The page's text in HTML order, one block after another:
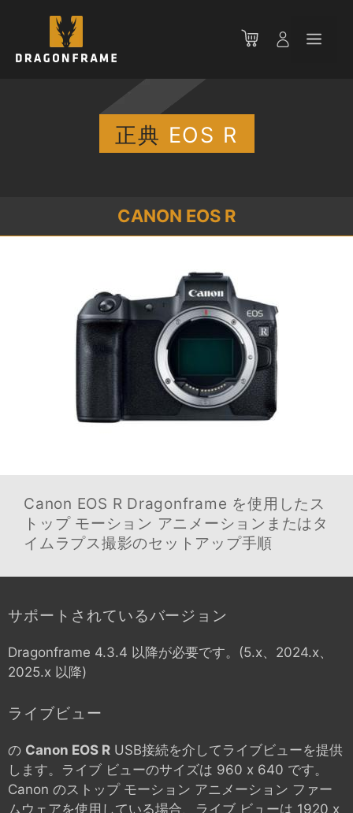
メ
正典 EOS R
CANON EOS R
Canon EOS R Dragonframe を使用したス
トップ モーション アニメーションまたはタ
イムラプス撮影のセットアップ手順
サポートされているバージョン
Dragonframe 4.3.4 以降が必要です。(5.x、2024.x、
2025.x 以降)
ライブビュー
の Canon EOS R USB接続を介してライブビューを提供
します。ライブ ビューのサイズは 960 x 640 です。
Canon のストップ モーション アニメーション ファー
ムウェアを使用している場合、ライブ ビューは 1920 x